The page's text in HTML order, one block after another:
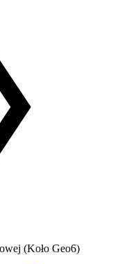
(Koło Geo6)